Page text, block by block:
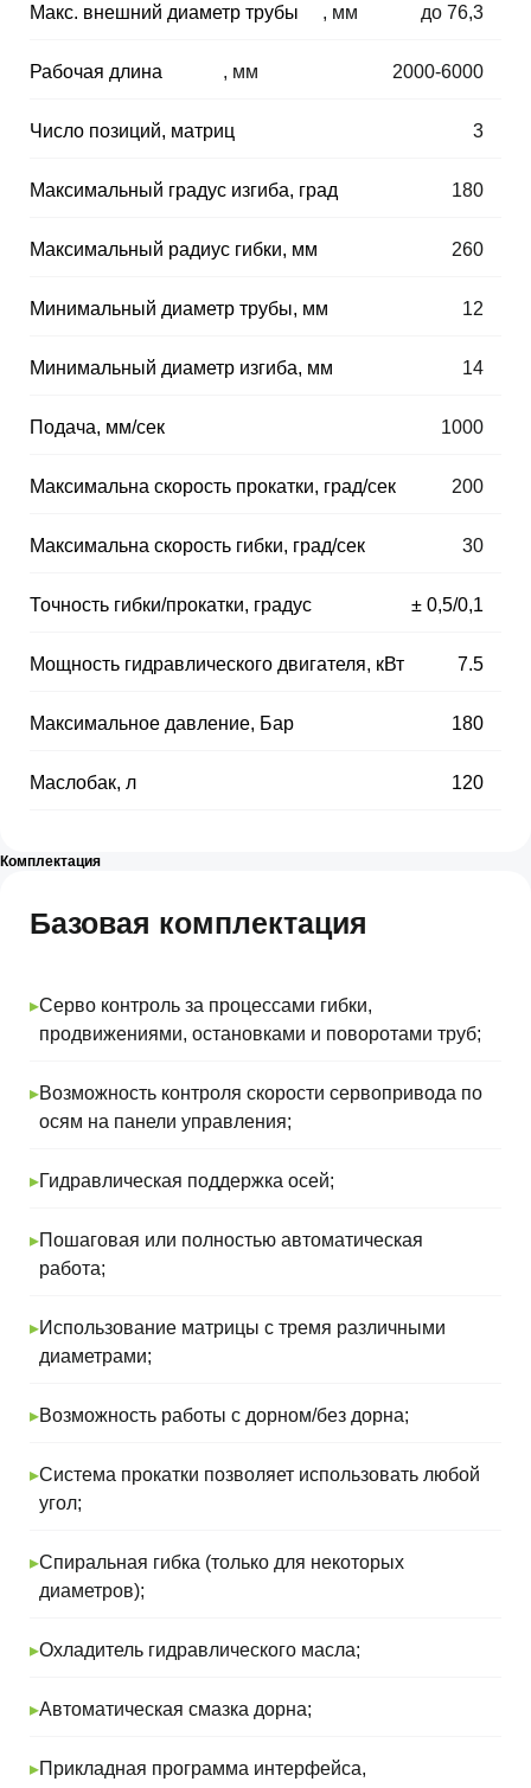
Макс. внешний диаметр трубы , мм до 76,3
Рабочая длина , мм 2000-6000
Число позиций, матриц 3
Максимальный градус изгиба, град 180
Максимальный радиус гибки, мм 260
Минимальный диаметр трубы, мм 12
Минимальный диаметр изгиба, мм 14
Подача, мм/сек 1000
Максимальна скорость прокатки, град/сек 200
Максимальна скорость гибки, град/сек 30
Точность гибки/прокатки, градус ± 0,5/0,1
Мощность гидравлического двигателя, кВт 7.5
Максимальное давление, Бар 180
Маслобак, л 120
Комплектация
Базовая комплектация
▸Серво контроль за процессами гибки,
продвижениями, остановками и поворотами труб;
▸Возможность контроля скорости сервопривода по
осям на панели управления;
▸Гидравлическая поддержка осей;
▸Пошаговая или полностью автоматическая
работа;
▸Использование матрицы с тремя различными
диаметрами;
▸Возможность работы с дорном/без дорна;
▸Система прокатки позволяет использовать любой
угол;
▸Спиральная гибка (только для некоторых
диаметров);
▸Охладитель гидравлического масла;
▸Автоматическая смазка дорна;
▸Прикладная программа интерфейса,
Не нашли
подходящий
товар или нужна
помощь
специалиста?
Оставьте заявку
и поможем подобрать нужный
для вас станок